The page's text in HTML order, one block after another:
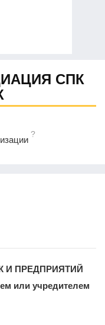
СПК
?
И ПРЕДПРИЯТИЙ
или учредителем